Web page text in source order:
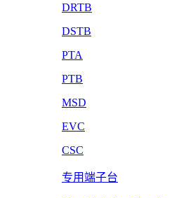
DRTB
DSTB
PTA
PTB
MSD
EVC
CSC
专用端子台